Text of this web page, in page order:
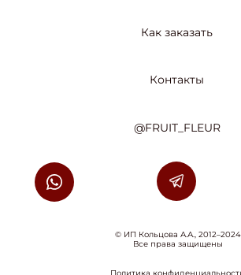
© ИП Кольцова А.А., 2012–2024
Все права защищены
Как заказать
@FRUIT_FLEUR
Контакты